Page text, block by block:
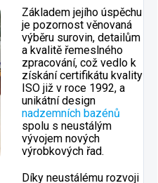
Základem jejího úspěchu
je pozornost věnovaná
výběru surovin, detailům
a kvalitě řemeslného
zpracování, což vedlo k
získání certifikátu kvality
ISO již v roce 1992, a
unikátní design
nadzemních bazénů
spolu s neustálým
vývojem nových
výrobkových řad.
Díky neustálému rozvoji